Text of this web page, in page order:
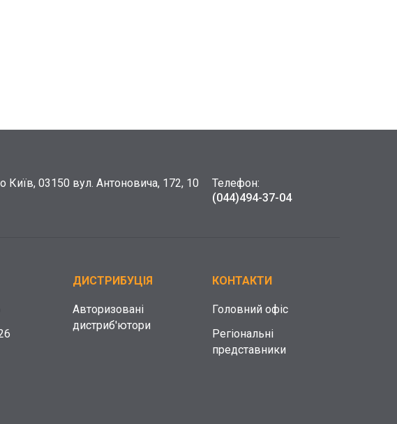
Київ, 03150 вул. Антоновича, 172, 10
Телефон:
(044)494-37-04
ДИСТРИБУЦІЯ
Авторизовані
дистриб'ютори
КОНТАКТИ
Головний офіс
Регіональні
представники